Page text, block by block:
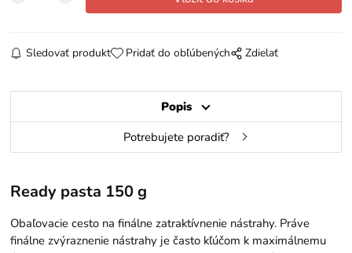
Sledovať produkt Pridať do obľúbených Zdielať
Popis
Potrebujete poradiť?
Ready pasta 150 g
Obaľovacie cesto na finálne zatraktívnenie nástrahy. Práve
finálne zvýraznenie nástrahy je často kľúčom k maximálnemu